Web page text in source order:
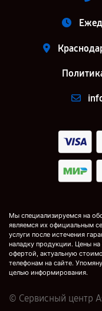
Мы специализируемся на
являемся их официальным
услуги после истечения
наладку продукции. Цены
офертой, актуальную
телефонам на сайте.
целью информирования.
© Сервисный центр